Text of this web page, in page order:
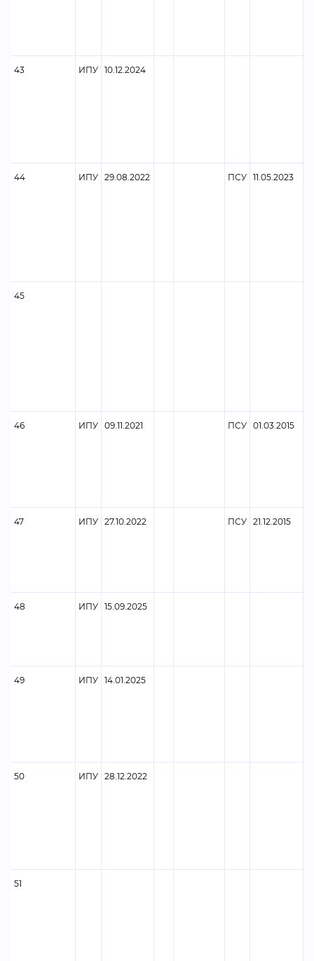
43 ИПУ 10.12.2024
44 ИПУ 29.08.2022 ПСУ 11.05.2023
45
46 ИПУ 09.11.2021 ПСУ 01.03.2015
47 ИПУ 27.10.2022 ПСУ 21.12.2015
48 ИПУ 15.09.2025
49 ИПУ 14.01.2025
50 ИПУ 28.12.2022
51